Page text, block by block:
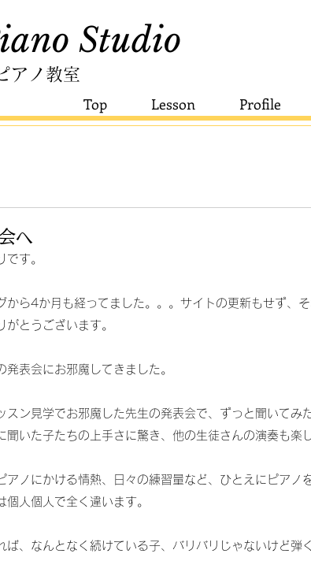
Studio​
アノ教室
Top Lesson Profile
へ
です。
から4か月も経ってました。。。サイトの更新もせず、
がとうございます。
発表会にお邪魔してきました。
スン見学でお邪魔した先生の発表会で、ずっと聞いてみ
聞いた子たちの上手さに驚き、他の生徒さんの演奏も楽
アノにかける情熱、日々の練習量など、ひとえにピアノ
人個人で全く違います。
ば、なんとなく続けている子、バリバリじゃないけど弾